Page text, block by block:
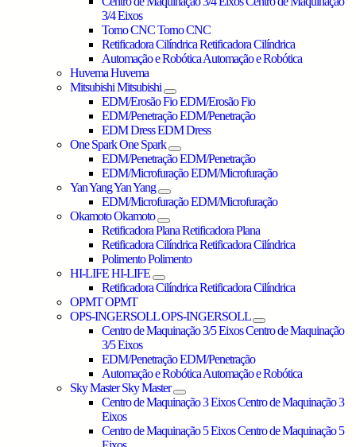
3/4 Eixos
Torno CNCTorno CNC
Retificadora CilíndricaRetificadora Cilíndrica
Automação e RobóticaAutomação e Robótica
HuvemaHuvema
MitsubishiMitsubishi
EDM/Erosão FioEDM/Erosão Fio
EDM/PenetraçãoEDM/Penetração
EDM DressEDM Dress
One SparkOne Spark
EDM/PenetraçãoEDM/Penetração
EDM/MicrofuraçãoEDM/Microfuração
Yan YangYan Yang
EDM/MicrofuraçãoEDM/Microfuração
OkamotoOkamoto
Retificadora PlanaRetificadora Plana
Retificadora CilíndricaRetificadora Cilíndrica
PolimentoPolimento
HI-LIFEHI-LIFE
Retificadora CilíndricaRetificadora Cilíndrica
OPMTOPMT
OPS-INGERSOLL OPS-INGERSOLL
Centro de Maquinação 3/5 EixosCentro de Maquinação
3/5 Eixos
EDM/PenetraçãoEDM/Penetração
Automação e RobóticaAutomação e Robótica
Sky Master Sky Master
Centro de Maquinação 3 EixosCentro de Maquinação 3
Eixos
Centro de Maquinação 5 EixosCentro de Maquinação 5